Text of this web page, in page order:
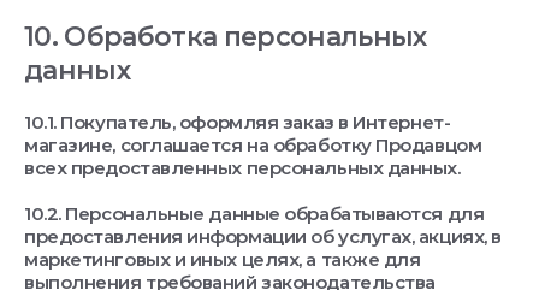
10. Обработка персональных
данных
10.1. Покупатель, оформляя заказ в Интернет-
магазине, соглашается на обработку Продавцом
всех предоставленных персональных данных.
10.2. Персональные данные обрабатываются для
предоставления информации об услугах, акциях, в
маркетинговых и иных целях, а также для
выполнения требований законодательства